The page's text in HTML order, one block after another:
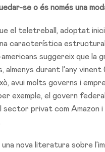
se o és només una
el teletreball, adoptat
característica
suggereix que la
almenys durant l’any
avui molts governs i
exemple, el govern
sector privat com Amazon
una nova literatura sobre